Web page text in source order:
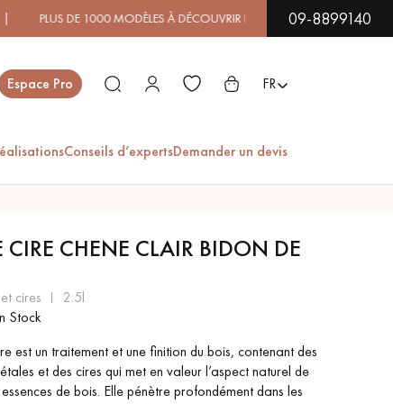
MODÈLES À DÉCOUVRIR EN SHOWROOM |09-8899140
Espace Pro FR
Conseils d’expertsDemander un devis
LAMES
LARGES XXL
PARQUET EN CHÊNE
CIRE CHENE CLAIR BIDON DE
cires
2.5l
Stock
est un traitement et une finition du bois, contenant des
et des cires qui met en valeur l’aspect naturel de
de bois. Elle pénètre profondément dans les